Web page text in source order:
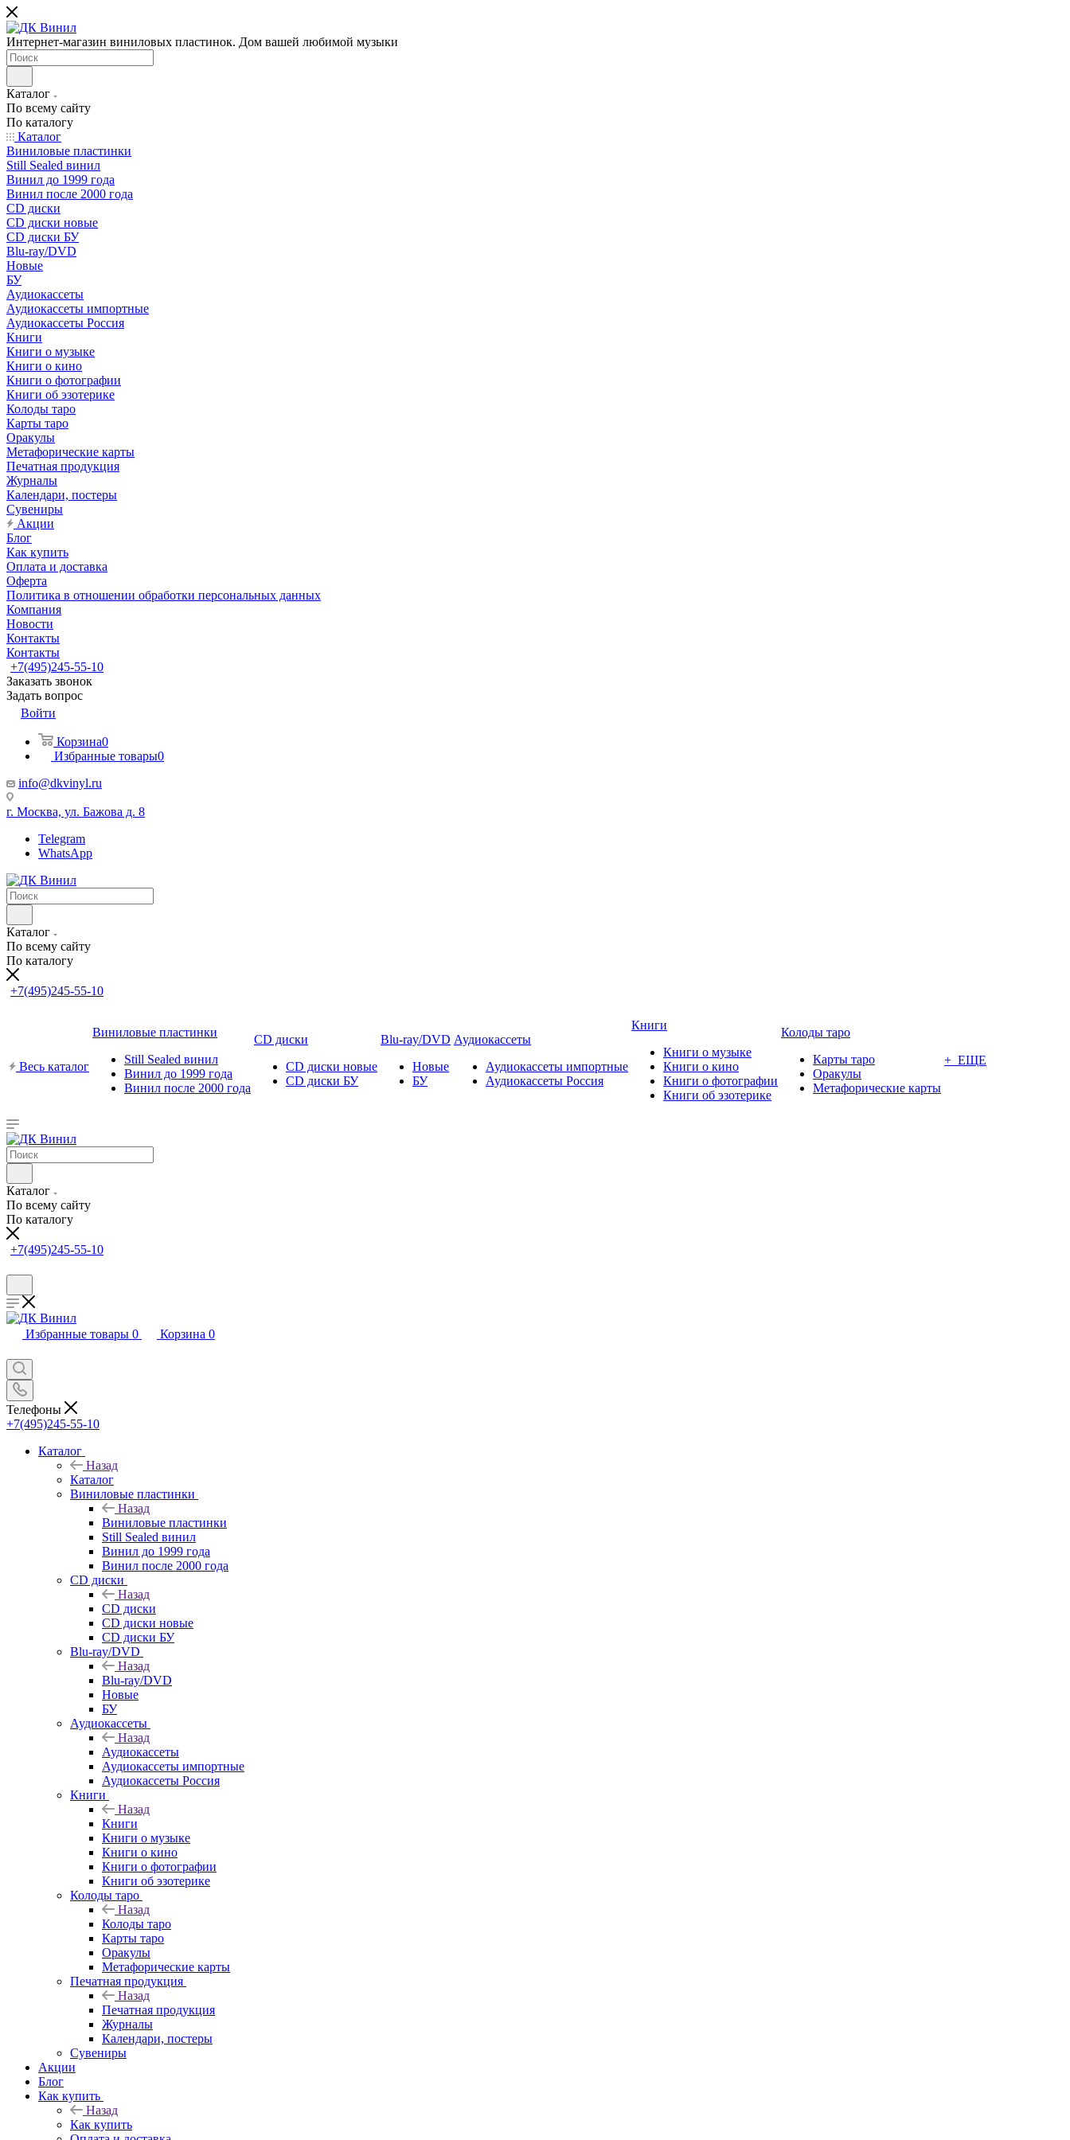
Интернет-магазин виниловых пластинок. Дом вашей любимой музыки
Каталог
По всему сайту
По каталогу
Каталог
Виниловые пластинки
Still Sealed винил
Винил до 1999 года
Винил после 2000 года
CD диски
CD диски новые
CD диски БУ
Blu-ray/DVD
Новые
БУ
Аудиокассеты
Аудиокассеты импортные
Аудиокассеты Россия
Книги
Книги о музыке
Книги о кино
Книги о фотографии
Книги об эзотерике
Колоды таро
Карты таро
Оракулы
Метафорические карты
Печатная продукция
Журналы
Календари, постеры
Сувениры
Акции
Блог
Как купить
Оплата и доставка
Оферта
Политика в отношении обработки персональных данных
Компания
Новости
Контакты
Контакты
+7(495)245-55-10
Заказать звонок
Задать вопрос
Войти
Корзина0
Избранные товары0
info@dkvinyl.ru
г. Москва, ул. Бажова д. 8
Telegram
WhatsApp
Каталог
По всему сайту
По каталогу
+7(495)245-55-10
Весь каталог
Виниловые пластинки
Still Sealed винил
Винил до 1999 года
Винил после 2000 года
CD диски
CD диски новые
CD диски БУ
Blu-ray/DVD
Новые
БУ
Аудиокассеты
Аудиокассеты импортные
Аудиокассеты Россия
Книги
Книги о музыке
Книги о кино
Книги о фотографии
Книги об эзотерике
Колоды таро
Карты таро
Оракулы
Метафорические карты
+ ЕЩЕ
Каталог
По всему сайту
По каталогу
+7(495)245-55-10
Избранные товары 0 Корзина 0
Телефоны
+7(495)245-55-10
Каталог
Назад
Каталог
Виниловые пластинки
Назад
Виниловые пластинки
Still Sealed винил
Винил до 1999 года
Винил после 2000 года
CD диски
Назад
CD диски
CD диски новые
CD диски БУ
Blu-ray/DVD
Назад
Blu-ray/DVD
Новые
БУ
Аудиокассеты
Назад
Аудиокассеты
Аудиокассеты импортные
Аудиокассеты Россия
Книги
Назад
Книги
Книги о музыке
Книги о кино
Книги о фотографии
Книги об эзотерике
Колоды таро
Назад
Колоды таро
Карты таро
Оракулы
Метафорические карты
Печатная продукция
Назад
Печатная продукция
Журналы
Календари, постеры
Сувениры
Акции
Блог
Как купить
Назад
Как купить